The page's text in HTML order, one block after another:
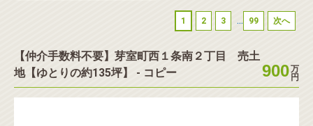
中古マンション 土地
収益・事業 店舗・事務所
◉価格帯を選択
1 2 3 ... 99 次へ
【仲介手数料不要】芽室町西１条南２丁目 売土
地【ゆとりの約135坪】 - コピー
900万
円